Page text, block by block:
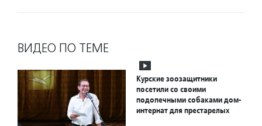
ВИДЕО ПО ТЕМЕ
Курские зоозащитники
посетили со своими
подопечными собаками дом-
интернат для престарелых